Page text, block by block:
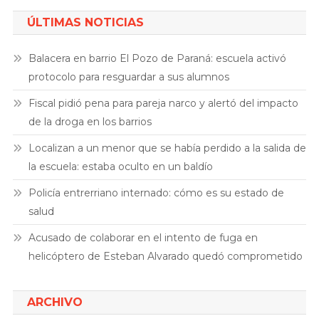
ÚLTIMAS NOTICIAS
Balacera en barrio El Pozo de Paraná: escuela activó
protocolo para resguardar a sus alumnos
Fiscal pidió pena para pareja narco y alertó del impacto
de la droga en los barrios
Localizan a un menor que se había perdido a la salida de
la escuela: estaba oculto en un baldío
Policía entrerriano internado: cómo es su estado de
salud
Acusado de colaborar en el intento de fuga en
helicóptero de Esteban Alvarado quedó comprometido
ARCHIVO